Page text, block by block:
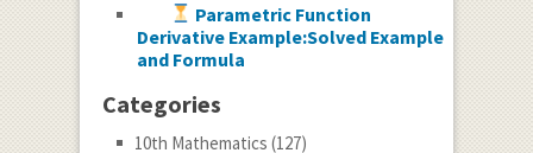
Parametric Function
Derivative Example:Solved Example
and Formula
Categories
10th Mathematics (127)